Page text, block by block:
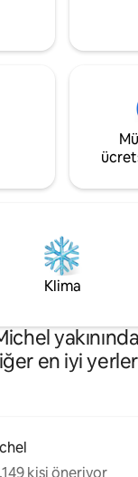
Klima
en iyi yerler
kişi öneriyor